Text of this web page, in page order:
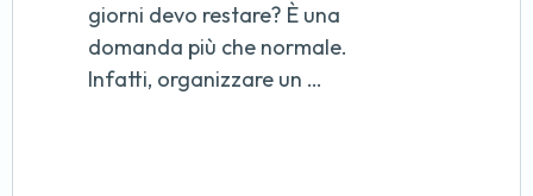
giorni devo restare? È una
domanda più che normale.
Infatti, organizzare un …